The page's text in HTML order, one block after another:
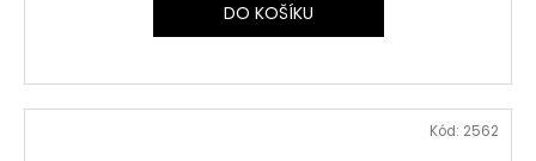
DO KOŠÍKU
Kód: 2562